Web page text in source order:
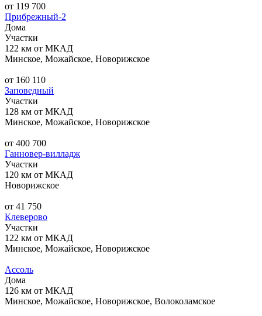
от 119 700
Прибрежный-2
Дома
Участки
122 км от МКАД
Минское, Можайское, Новорижское
от 160 110
Заповедный
Участки
128 км от МКАД
Минское, Можайское, Новорижское
от 400 700
Ганновер-вилладж
Участки
120 км от МКАД
Новорижское
от 41 750
Клеверово
Участки
122 км от МКАД
Минское, Можайское, Новорижское
Ассоль
Дома
126 км от МКАД
Минское, Можайское, Новорижское, Волоколамское